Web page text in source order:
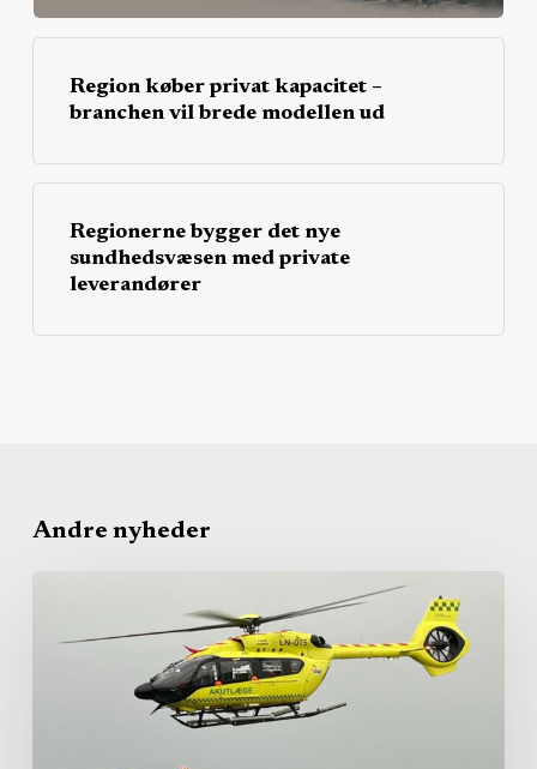
Region køber privat kapacitet –
branchen vil brede modellen ud
Regionerne bygger det nye
sundhedsvæsen med private
leverandører
Andre nyheder
udbudsturbulens